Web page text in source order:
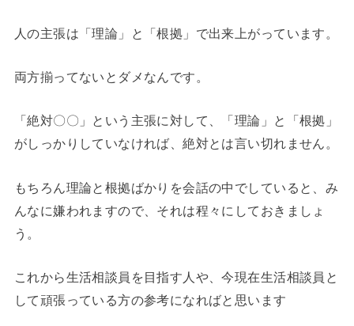
人の主張は「理論」と「根拠」で出来上がっています。
両方揃ってないとダメなんです。
「絶対〇〇」という主張に対して、「理論」と「根拠」
がしっかりしていなければ、絶対とは言い切れません。
もちろん理論と根拠ばかりを会話の中でしていると、み
んなに嫌われますので、それは程々にしておきましょ
う。
これから生活相談員を目指す人や、今現在生活相談員と
して頑張っている方の参考になればと思います